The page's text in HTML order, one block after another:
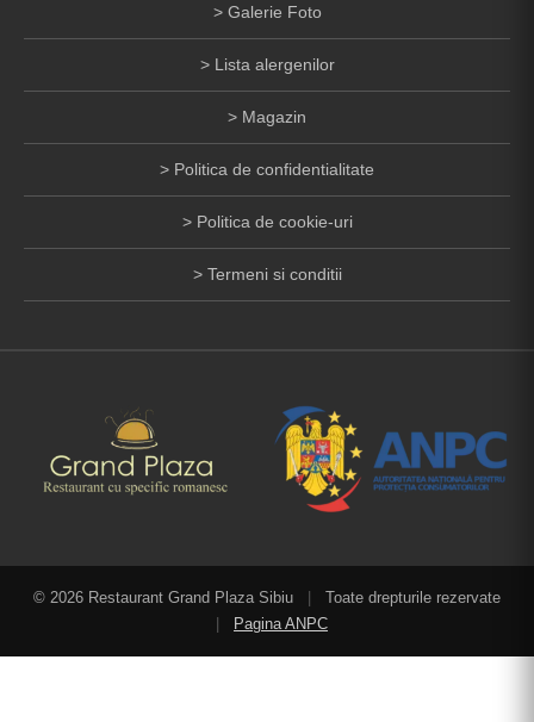
Galerie Foto
Lista alergenilor
Magazin
Politica de confidentialitate
Politica de cookie-uri
Termeni si conditii
© 2026 Restaurant Grand Plaza Sibiu |
Toate drepturile rezervate
|
Pagina ANPC